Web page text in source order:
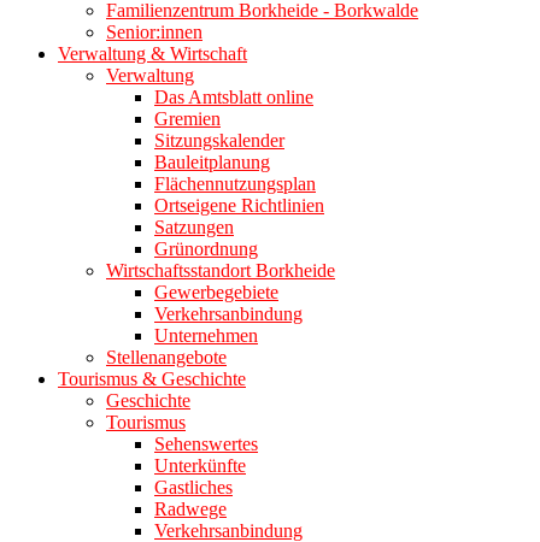
Familienzentrum Borkheide - Borkwalde
Senior:innen
Verwaltung & Wirtschaft
Verwaltung
Das Amtsblatt online
Gremien
Sitzungskalender
Bauleitplanung
Flächennutzungsplan
Ortseigene Richtlinien
Satzungen
Grünordnung
Wirtschaftsstandort Borkheide
Gewerbegebiete
Verkehrsanbindung
Unternehmen
Stellenangebote
Tourismus & Geschichte
Geschichte
Tourismus
Sehenswertes
Unterkünfte
Gastliches
Radwege
Verkehrsanbindung